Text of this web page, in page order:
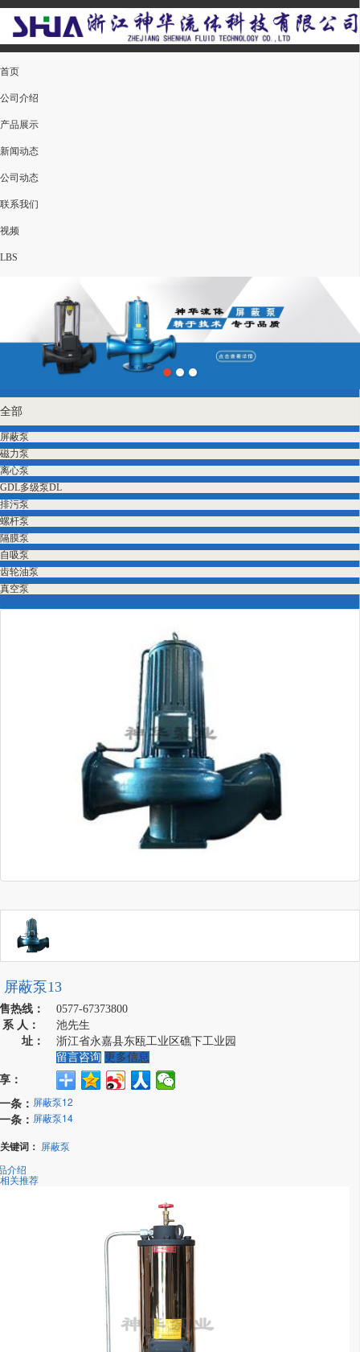
首页
公司介绍
产品展示
新闻动态
公司动态
联系我们
视频
LBS
全部
屏蔽泵
磁力泵
离心泵
GDL多级泵DL
排污泵
螺杆泵
隔膜泵
自吸泵
齿轮油泵
真空泵
屏蔽泵13
热线：
0577-67373800
人：
池先生
址：
浙江省永嘉县东瓯工业区礁下工业园
留言咨询 更多信息
：
条： 屏蔽泵12
条： 屏蔽泵14
关键词： 屏蔽泵
介绍
相关推荐